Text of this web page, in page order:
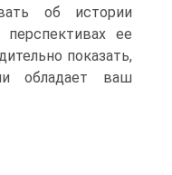
об истории
ее
показать,
обладает ваш